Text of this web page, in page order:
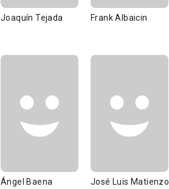
Joaquín Tejada Frank Albaicin
Ángel Baena José Luis Matienzo